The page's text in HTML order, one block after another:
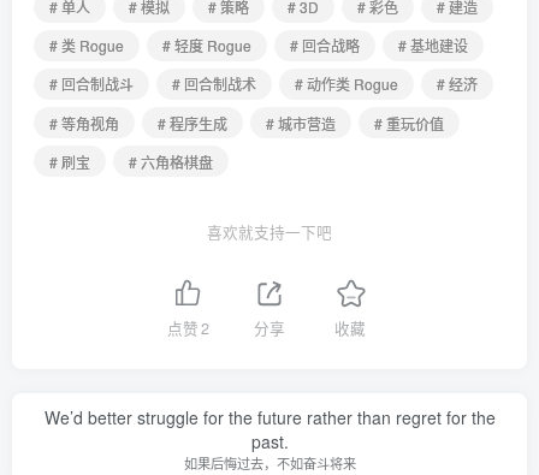
# 单人
# 模拟 # 策略 # 3D # 彩色
# 建造
# 类 Rogue
# 轻度 Rogue # 回合战略
# 基地建设
# 回合制战斗
# 回合制战术 # 动作类 Rogue
# 经济
# 等角视角
# 程序生成 # 城市营造
# 重玩价值
# 刷宝
# 六角格棋盘
喜欢就支持一下吧
点赞2 分享 收藏
We’d better struggle for the future rather than regret for the
past.
如果后悔过去，不如奋斗将来